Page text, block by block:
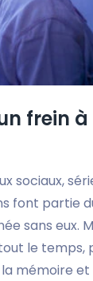
frein
sociaux,
font partie
sans eux.
le temps,
mémoire